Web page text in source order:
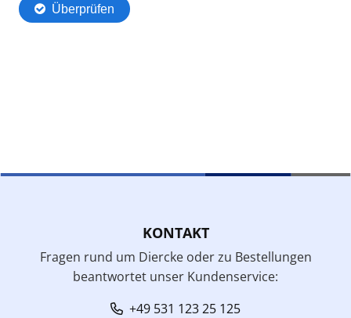
KONTAKT
Fragen rund um Diercke oder zu Bestellungen
beantwortet unser Kundenservice:
+49 531 123 25 125